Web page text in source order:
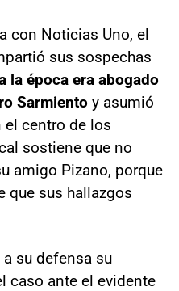
con Noticias Uno, el
sus sospechas
la época era abogado
Sarmiento y asumió
centro de los
sostiene que no
amigo Pizano, porque
que sus hallazgos
su defensa su
caso ante el evidente